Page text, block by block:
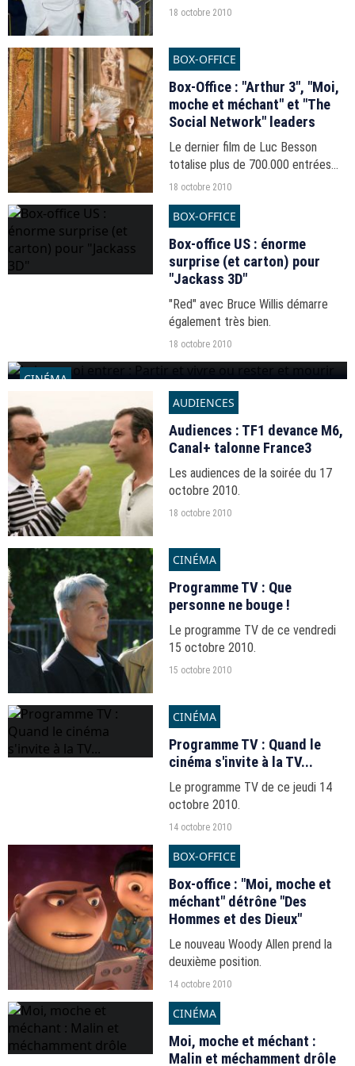
18 octobre 2010
BOX-OFFICE
Box-Office : "Arthur 3", "Moi,
moche et méchant" et "The
Social Network" leaders
Le dernier film de Luc Besson
totalise plus de 700.000 entrées
après cinq jours d'exploitation.
18 octobre 2010
BOX-OFFICE
Box-office US : énorme
surprise (et carton) pour
"Jackass 3D"
"Red" avec Bruce Willis démarre
également très bien.
18 octobre 2010
CINÉMA
Laisse-moi entrer : Partir et vivre ou rester et mourir
18 octobre 2010
AUDIENCES
Audiences : TF1 devance M6,
Canal+ talonne France3
Les audiences de la soirée du 17
octobre 2010.
18 octobre 2010
CINÉMA
Programme TV : Que
personne ne bouge !
Le programme TV de ce vendredi
15 octobre 2010.
15 octobre 2010
CINÉMA
Programme TV : Quand le
cinéma s'invite à la TV...
Le programme TV de ce jeudi 14
octobre 2010.
14 octobre 2010
BOX-OFFICE
Box-office : "Moi, moche et
méchant" détrône "Des
Hommes et des Dieux"
Le nouveau Woody Allen prend la
deuxième position.
14 octobre 2010
CINÉMA
Moi, moche et méchant :
Malin et méchamment drôle